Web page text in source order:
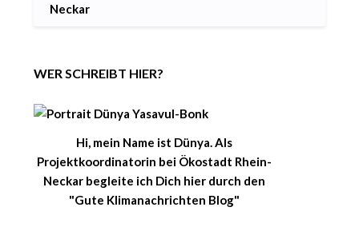
Neckar
WER SCHREIBT HIER?
Hi, mein Name ist Dünya. Als
Projektkoordinatorin bei Ökostadt Rhein-
Neckar begleite ich Dich hier durch den
"Gute Klimanachrichten Blog"